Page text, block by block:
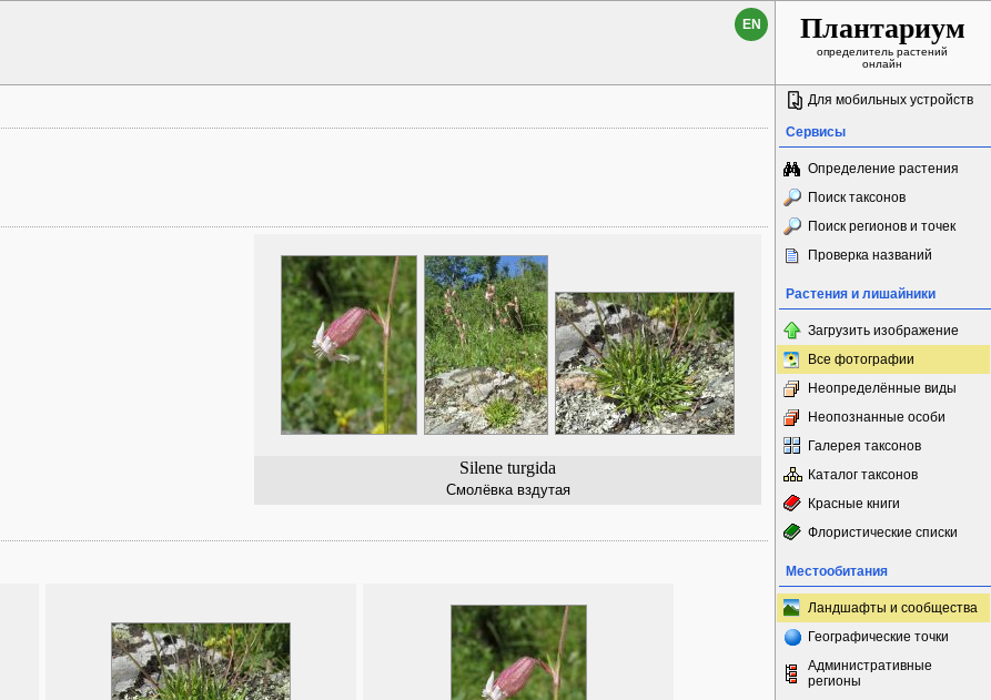
EN Плантариум
определитель растений
онлайн
Silene turgida
Смолёвка вздутая
Для мобильных устройств
Сервисы
Определение растения
Поиск таксонов
Поиск регионов и точек
Проверка названий
Растения и лишайники
Загрузить изображение
Все фотографии
Неопределённые виды
Неопознанные особи
Галерея таксонов
Каталог таксонов
Красные книги
Флористические списки
Местообитания
Ландшафты и сообщества
Географические точки
Административные
регионы